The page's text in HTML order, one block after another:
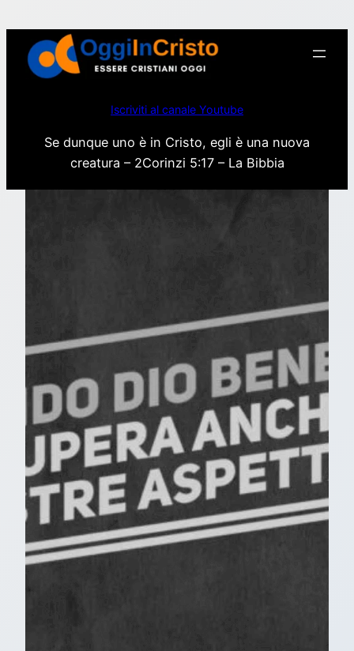
contenuto
Iscriviti al canale Youtube
Se dunque uno è in Cristo, egli è una nuova
creatura – 2Corinzi 5:17 – La Bibbia